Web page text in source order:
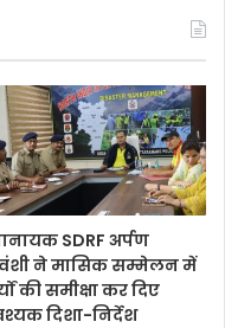
SDRF अर्पण
ने मासिक सम्मेलन में
की समीक्षा कर दिए
दिशा-निर्देश